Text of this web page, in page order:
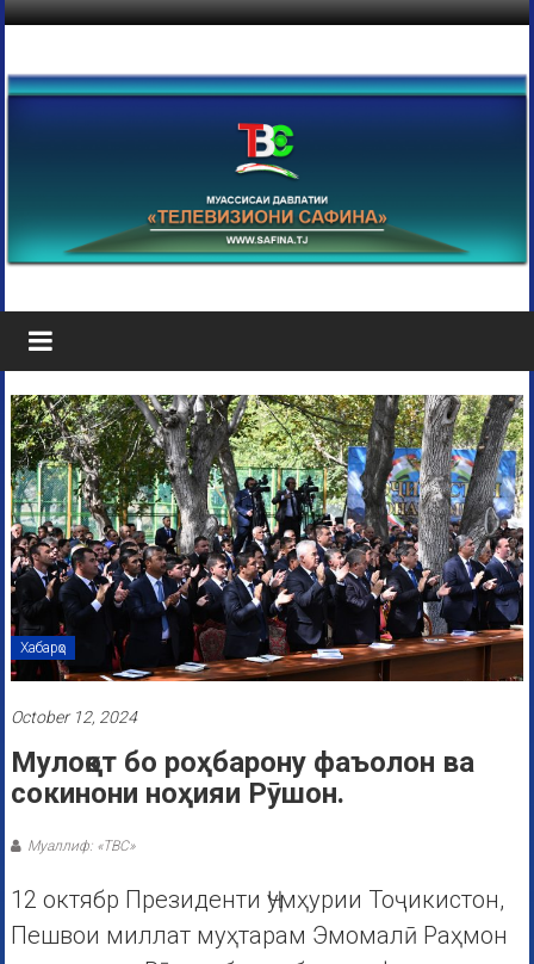
Хабарҳо
October 12, 2024
Мулоқот бо роҳбарону фаъолон ва
сокинони ноҳияи Рӯшон.
Муаллиф: «ТВС»
12 октябр Президенти Ҷумҳурии Тоҷикистон,
Пешвои миллат муҳтарам Эмомалӣ Раҳмон